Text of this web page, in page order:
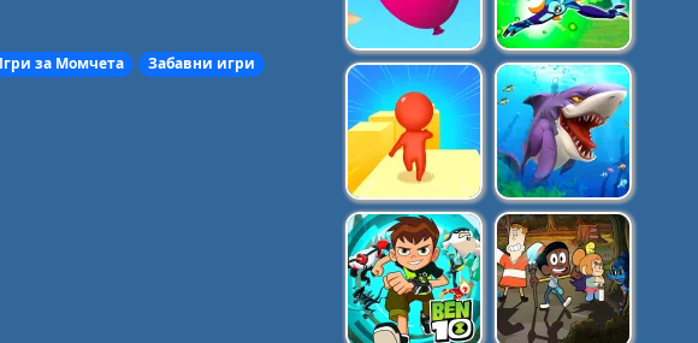
за Момчета
Забавни игри